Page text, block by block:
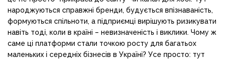
народжуються справжні бренди, будується впізнаваність,
формуються спільноти, а підприємці вирішують ризикувати
навіть тоді, коли в країні – невизначеність і виклики. Чому ж
саме ці платформи стали точкою росту для багатьох
маленьких і середніх бізнесів в Україні? Усе просто: тут